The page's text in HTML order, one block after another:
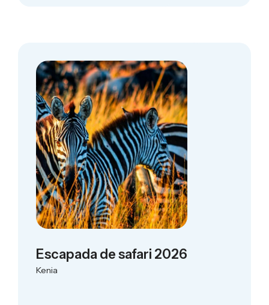
Escapada de safari 2026
Kenia